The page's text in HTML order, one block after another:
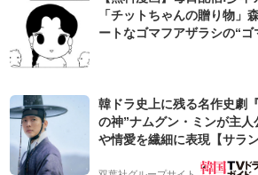
「チットちゃんの贈り物」
ートなゴマフアザラシの“ゴ
韓ドラ史上に残る名作史劇
の神”ナムグン・ミンが主人
や情愛を繊細に表現【サラ